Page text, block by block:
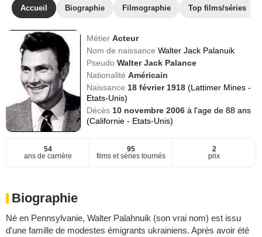
Accueil Biographie Filmographie Top films/séries
MétierActeur
Nom de naissanceWalter Jack Palanuik
PseudoWalter Jack Palance
NationalitéAméricain
Naissance 18 février 1918(Lattimer Mines -
Etats-Unis)
Décès 10 novembre 2006à l'age de 88 ans
(Californie - Etats-Unis)
54
ans de carrière
95
films et séries tournés
2
prix
Biographie
Né en Pennsylvanie, Walter Palahnuik (son vrai nom) est issu
d'une famille de modestes émigrants ukrainiens. Après avoir été